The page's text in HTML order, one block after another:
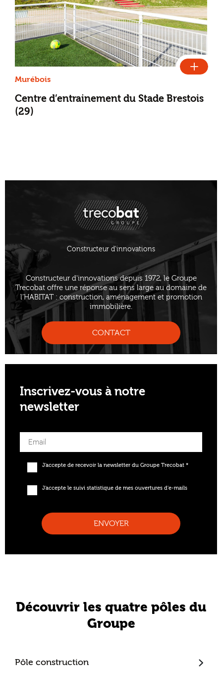
Murébois
Centre d’entrainement du Stade Brestois
(29)
Constructeur d'innovations
Constructeur d'innovations depuis 1972, le Groupe
Trecobat offre une réponse au sens large au domaine de
l’HABITAT : construction, aménagement et promotion
immobilière.
CONTACT
Inscrivez-vous à notre
newsletter
J'accepte de recevoir la newsletter du Groupe Trecobat *
J'accepte le suivi statistique de mes ouvertures d'e-mails
ENVOYER
Découvrir les quatre pôles du
Groupe
Pôle construction